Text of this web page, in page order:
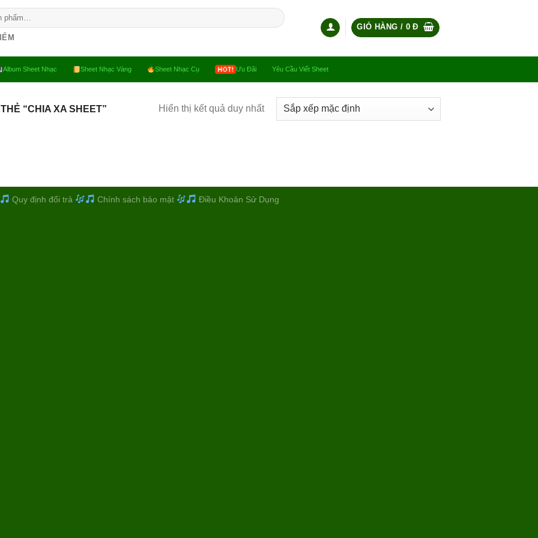
GIỎ HÀNG / 0Đ
Album Sheet Nhạc Sheet Nhạc Vàng Sheet Nhạc Cụ Ưu Đãi Yêu Cầu Viết Sheet
“CHIA XA SHEET” Hiển thị kết quả duy nhất
Quy định đổi trả Chính sách bảo mật Điều Khoản Sử Dụng